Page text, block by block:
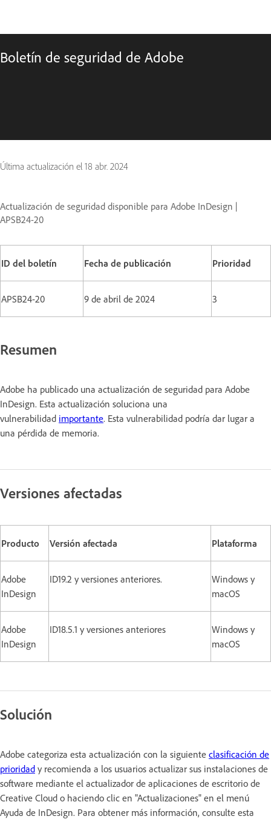
Boletín de seguridad de Adobe
Última actualización el 18 abr. 2024
Actualización de seguridad disponible para Adobe InDesign |
APSB24-20
ID del boletín Fecha de publicación Prioridad
APSB24-20 9 de abril de 2024 3
Resumen
Adobe ha publicado una actualización de seguridad para Adobe
InDesign. Esta actualización soluciona una
vulnerabilidad importante. Esta vulnerabilidad podría dar lugar a
una pérdida de memoria.
Versiones afectadas
Producto Versión afectada Plataforma
Adobe
InDesign
ID19.2 y versiones anteriores.
Windows y
macOS
Adobe
InDesign
ID18.5.1 y versiones anteriores
Windows y
macOS
Solución
Adobe categoriza esta actualización con la siguiente clasificación de
prioridad y recomienda a los usuarios actualizar sus instalaciones de
software mediante el actualizador de aplicaciones de escritorio de
Creative Cloud o haciendo clic en "Actualizaciones" en el menú
Ayuda de InDesign. Para obtener más información, consulte esta